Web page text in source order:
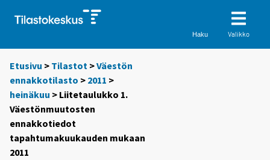
Haku Valikko
Etusivu > Tilastot >Väestön
ennakkotilasto > 2011 >
heinäkuu > Liitetaulukko 1.
Väestönmuutosten
ennakkotiedot
tapahtumakuukauden mukaan
2011